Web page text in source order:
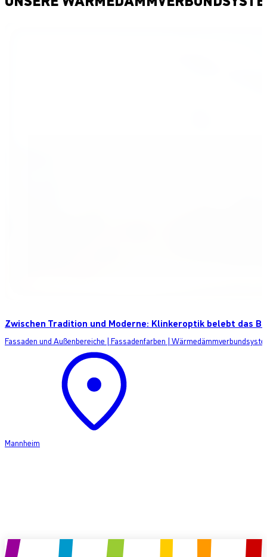
Zwischen Tradition und Moderne: Klinkeroptik belebt das
Fassaden und Außenbereiche | Fassadenfarben |
Mannheim